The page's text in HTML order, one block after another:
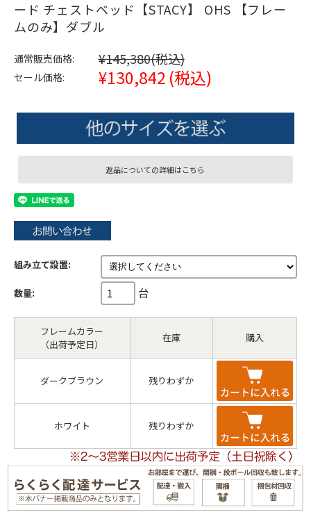
ード チェストベッド【STACY】 OHS 【フレー
ムのみ】ダブル
通常販売価格: ¥145,380(税込)
セール価格: ¥130,842 (税込)
返品についての詳細はこちら
組み立て設置:
数量: 台
フレームカラー
（出荷予定日）
在庫 購入
ダークブラウン 残りわずか
ホワイト 残りわずか